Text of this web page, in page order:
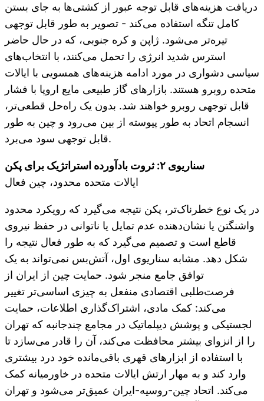
دریافت هزینه‌های قابل توجه عبور از کشتی‌ها به جای بستن
کامل تنگه استفاده می‌کند - تصویر به طور قابل توجهی
تیره‌تر می‌شود. ژاپن و کره جنوبی، که در حال حاضر
استرس شدید انرژی را تحمل می‌کنند، با انتخاب‌های
سیاسی دشواری در مورد ادامه هزینه‌های همسویی با ایالات
متحده روبرو هستند. بازارهای گاز طبیعی مایع اروپا با فشار
قابل توجهی روبرو خواهند شد. بدون یک راه‌حل قطعی‌تر،
انسجام اتحاد به طور پیوسته از بین می‌رود و چین به طور
قابل توجهی سود می‌برد.
سناریوی ۲: ثروت بادآورده استراتژیک برای پکن
ایالات متحده محدود، چین فعال
در یک نوع خطرناک‌تر، پکن نتیجه می‌گیرد که رویکرد محدود
واشنگتن یا نشان‌دهنده عدم تمایل یا ناتوانی در حفظ نیروی
قاطع است و تصمیم می‌گیرد که به طور فعال نتیجه را
شکل دهد. مشابه سناریوی اول، آتش‌بس نمی‌تواند به یک
توافق جامع منجر شود. حمایت چین از ایران از
فرصت‌طلبی اقتصادی منفعل به چیزی اساسی‌تر تغییر
می‌کند: کمک مادی، اشتراک‌گذاری اطلاعات، حمایت
لجستیکی و پوشش دیپلماتیک در مجامع چندجانبه که تهران
را از انزوای بیشتر محافظت می‌کند، آن را قادر می‌سازد تا
با استفاده از ابزارهای قهری باقی‌مانده خود درد بیشتری
وارد کند و به مهار ارتش ایالات متحده در خاورمیانه کمک
می‌کند. اتحاد چین-روسیه-ایران عمیق‌تر می‌شود و تهران